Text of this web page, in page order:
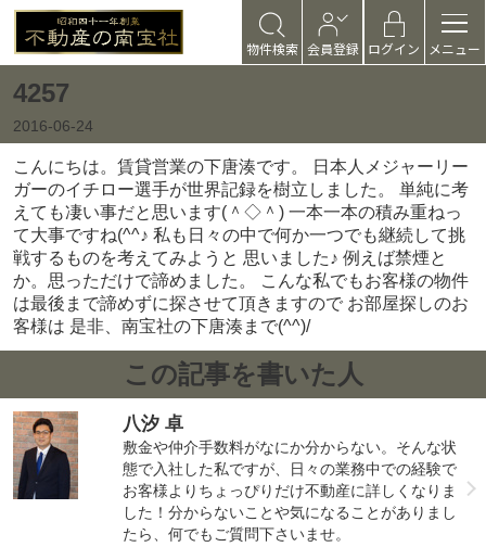
物件検索 会員登録 ログイン メニュー
4257
2016-06-24
こんにちは。賃貸営業の下唐湊です。 日本人メジャーリー
ガーのイチロー選手が世界記録を樹立しました。 単純に考
えても凄い事だと思います(＾◇＾) 一本一本の積み重ねっ
て大事ですね(^^♪ 私も日々の中で何か一つでも継続して挑
戦するものを考えてみようと 思いました♪ 例えば禁煙と
か。思っただけで諦めました。 こんな私でもお客様の物件
は最後まで諦めずに探させて頂きますので お部屋探しのお
客様は 是非、南宝社の下唐湊まで(^^)/
この記事を書いた人
八汐 卓
敷金や仲介手数料がなにか分からない。そんな状
態で入社した私ですが、日々の業務中での経験で
お客様よりちょっぴりだけ不動産に詳しくなりま
した！分からないことや気になることがありまし
たら、何でもご質問下さいませ。